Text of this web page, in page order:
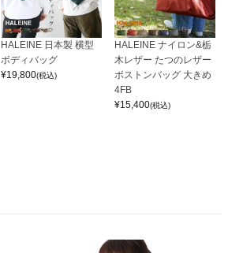
HALEINE 日本製 横型
ボディバッグ
¥19,800(税込)
HALEINE ナイロン&栃
木レザー たつのレザー
ボストンバッグ 大きめ
4FB
¥15,400(税込)